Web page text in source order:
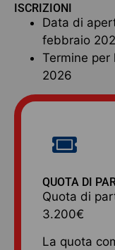
ISCRIZIONI
Data di
febbraio
Termine per
2026
QUOTA DI
Quota di
3.200€
La quota